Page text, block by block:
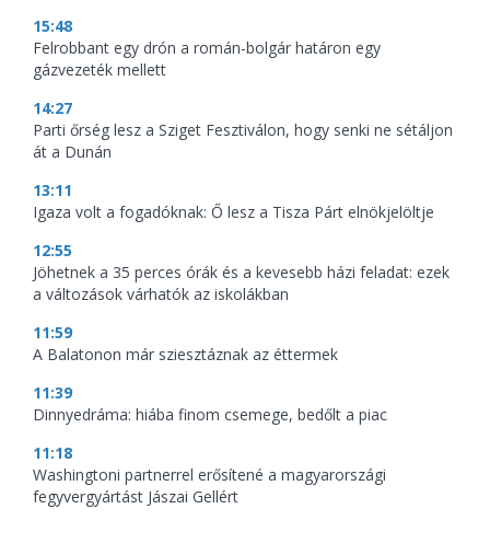
15:48
Felrobbant egy drón a román-bolgár határon egy
gázvezeték mellett
14:27
Parti őrség lesz a Sziget Fesztiválon, hogy senki ne sétáljon
át a Dunán
13:11
Igaza volt a fogadóknak: Ő lesz a Tisza Párt elnökjelöltje
12:55
Jöhetnek a 35 perces órák és a kevesebb házi feladat: ezek
a változások várhatók az iskolákban
11:59
A Balatonon már sziesztáznak az éttermek
11:39
Dinnyedráma: hiába finom csemege, bedőlt a piac
11:18
Washingtoni partnerrel erősítené a magyarországi
fegyvergyártást Jászai Gellért